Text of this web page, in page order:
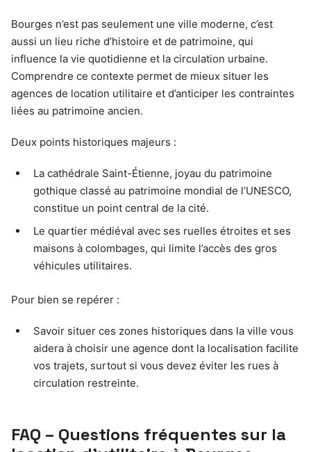
Bourges n’est pas seulement une ville moderne, c’est
aussi un lieu riche d’histoire et de patrimoine, qui
influence la vie quotidienne et la circulation urbaine.
Comprendre ce contexte permet de mieux situer les
agences de location utilitaire et d’anticiper les contraintes
liées au patrimoine ancien.
Deux points historiques majeurs :
La cathédrale Saint-Étienne, joyau du patrimoine
gothique classé au patrimoine mondial de l’UNESCO,
constitue un point central de la cité.
Le quartier médiéval avec ses ruelles étroites et ses
maisons à colombages, qui limite l’accès des gros
véhicules utilitaires.
Pour bien se repérer :
Savoir situer ces zones historiques dans la ville vous
aidera à choisir une agence dont la localisation facilite
vos trajets, surtout si vous devez éviter les rues à
circulation restreinte.
FAQ – Questions fréquentes sur la